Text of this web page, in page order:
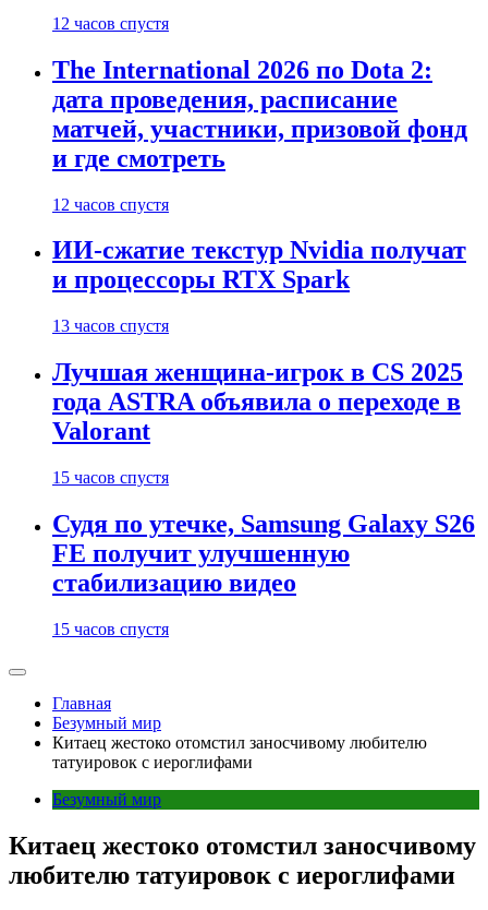
12 часов спустя
The International 2026 по Dota 2:
дата проведения, расписание
матчей, участники, призовой фонд
и где смотреть
12 часов спустя
ИИ-сжатие текстур Nvidia получат
и процессоры RTX Spark
13 часов спустя
Лучшая женщина-игрок в CS 2025
года ASTRA объявила о переходе в
Valorant
15 часов спустя
Судя по утечке, Samsung Galaxy S26
FE получит улучшенную
стабилизацию видео
15 часов спустя
Главная
Безумный мир
Китаец жестоко отомстил заносчивому любителю
татуировок с иероглифами
Безумный мир
Китаец жестоко отомстил заносчивому
любителю татуировок с иероглифами